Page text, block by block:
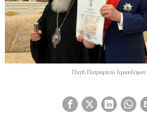
Πηγή: Πατριαρχείο Ιεροσολύμων